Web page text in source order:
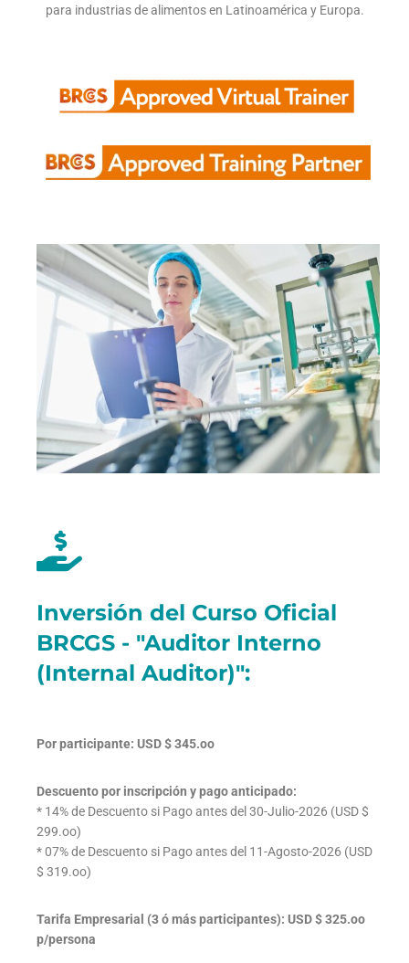
para industrias de alimentos en Latinoamérica y Europa.
Inversión del Curso Oficial
BRCGS - "Auditor Interno
(Internal Auditor)":
Por participante: USD $ 345.oo
Descuento por inscripción y pago anticipado:
* 14% de Descuento si Pago antes del 30-Julio-2026 (USD $
299.oo)
* 07% de Descuento si Pago antes del 11-Agosto-2026 (USD
$ 319.oo)
Tarifa Empresarial (3 ó más participantes): USD $ 325.oo
p/persona